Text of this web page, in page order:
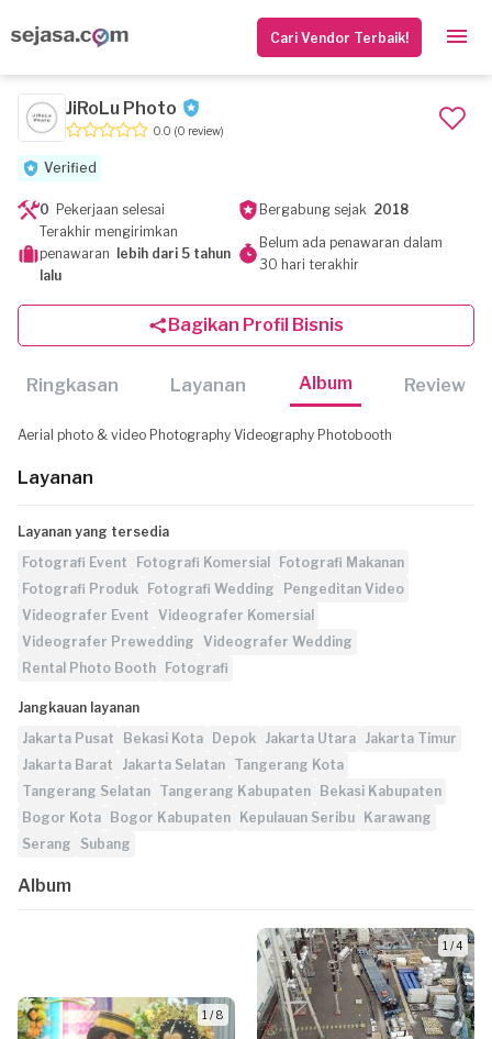
Cari Vendor Terbaik!
JiRoLu Photo
0.0 (0 review)
Verified
0 Pekerjaan selesai Bergabung sejak 2018
Terakhir mengirimkan
penawaran
lebih dari 5 tahun
lalu
Belum ada penawaran dalam
30 hari terakhir
Bagikan Profil Bisnis
Ringkasan Layanan Album Review
Aerial photo & video Photography Videography Photobooth
Layanan
Layanan yang tersedia
Fotografi Event
Fotografi Komersial
Fotografi Makanan
Fotografi Produk
Fotografi Wedding
Pengeditan Video
Videografer Event Videografer Komersial
Videografer Prewedding Videografer Wedding
Rental Photo Booth
Fotografi
Jangkauan layanan
Jakarta Pusat
Bekasi Kota Depok Jakarta Utara Jakarta Timur
Jakarta Barat
Jakarta Selatan Tangerang Kota
Tangerang Selatan Tangerang Kabupaten
Bekasi Kabupaten
Bogor Kota
Bogor Kabupaten Kepulauan Seribu
Karawang
Serang
Subang
Album
1 / 8
1 / 4